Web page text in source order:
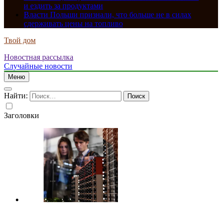
и ездить за продуктами
Власти Польши признали, что больше не в силах
сдерживать цены на топливо
Твой дом
Новостная рассылка
Случайные новости
Меню
Найти:
Заголовки